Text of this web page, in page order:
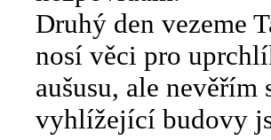
Druhý den vezeme
nosí věci pro
aušusu, ale
vyhlížející budovy